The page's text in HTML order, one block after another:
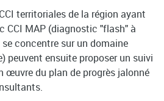
territoriales de la région ayant
CCI MAP (diagnostic "flash" à
concentre sur un domaine
peuvent ensuite proposer un suivi
œuvre du plan de progrès jalonné